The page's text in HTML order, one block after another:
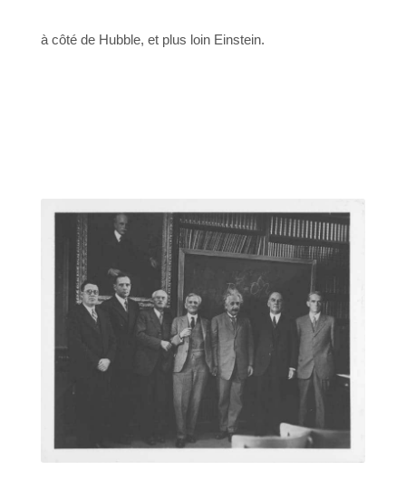
à côté de Hubble, et plus loin Einstein.